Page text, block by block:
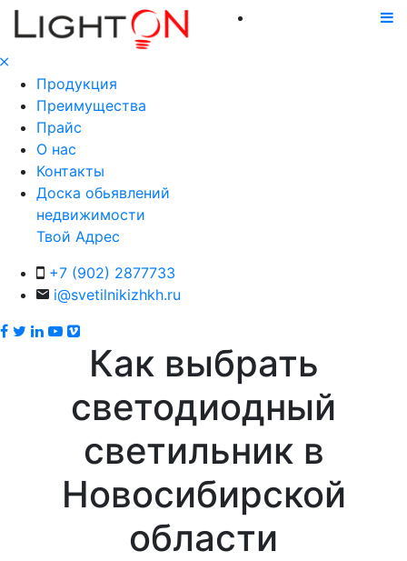
Продукция
Преимущества
Прайс
О нас
Контакты
Доска обьявлений
недвижимости
Твой Адрес
+7 (902) 2877733
i@svetilnikizhkh.ru
Как выбрать
светодиодный
светильник в
Новосибирской
области